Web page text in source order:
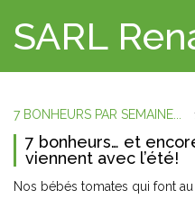
SARL
7 BONHEURS PAR SEMAINE...
7 bonheurs… et
viennent avec l’été!
Nos bébés tomates qui font